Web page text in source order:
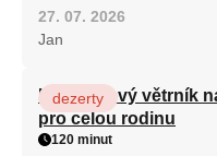
27. 07. 2026
Jan
Karamelový větrník
pro celou rodinu
dezerty
120 minut